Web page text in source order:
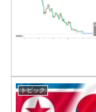
トピック